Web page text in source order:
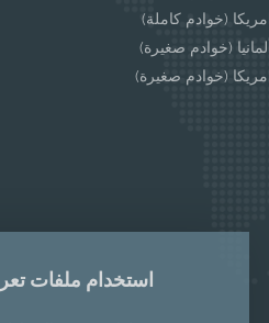
(خوادم كاملة)
(خوادم صغيرة)
(خوادم صغيرة)
استخدام ملفات